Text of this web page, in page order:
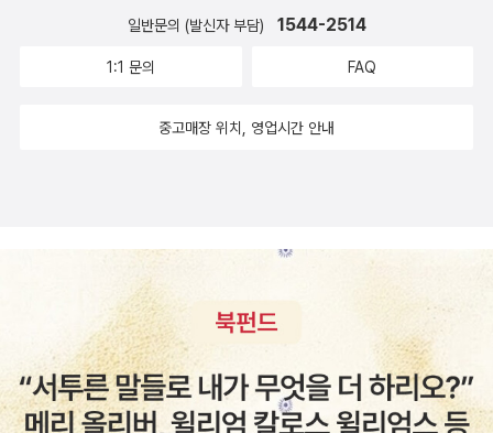
를 하고 영어 실력을 갈고 닦는 것에 큰 도움이 되었을 거란 생각이다.
다. 사실 상품에 눈 멀었다. ㅋㅋㅋ하지만 정말 영어를 전공하거나 영
맨인가! - 개그맨으로 영어까지 성공한 인간 김영철의 영어 철학 노하
리즈] 와 [직독직해로 읽는 세계명작 시리즈]도 영어공부하기에 괜찮
은 시리즈인 듯 영어 쓰기 패턴 사전 백선엽 지음 / 사람in / 2010년
일반문의 (발신자 부담) 1544-2514
1:1 문의 FAQ
중고매장 위치, 영업시간 안내